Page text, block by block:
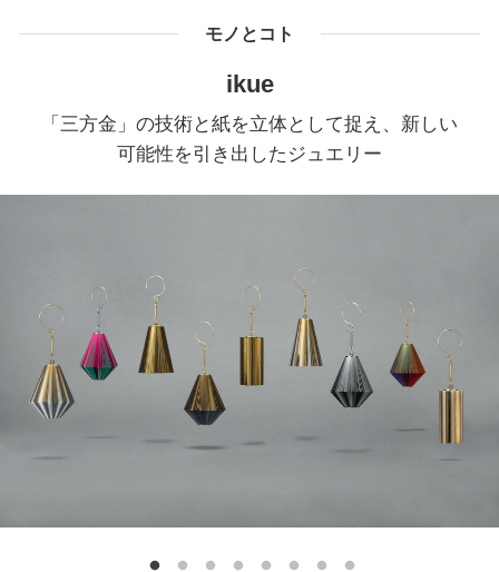
モノとコト
ikue
「三方金」の技術と紙を立体として捉え、新しい
可能性を引き出したジュエリー